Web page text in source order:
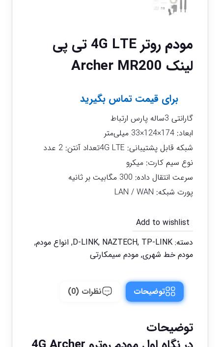
مودم روتر 4G LTE تی پی
لینک Archer MR200
برای قیمت تماس بگیرید
گارانتی 3ساله پارس ارتباط
ابعاد: 174×124×33 میلی‌متر
شبکه قابل پشتیبانی: 4G LTEتعداد آنتن: 2 عدد
نوع سیم کارت: میکرو
سرعت انتقال داده‌: 300 مگابیت بر ثانیه
پورت شبکه: LAN / WAN
Add to wishlist
دسته:
D-LINK, NAZTECH, TP-LINK
, انواع مودم,
مودم خط شهری,مودم سیمکارتی
توضیحات نظرات (0)
توضیحات